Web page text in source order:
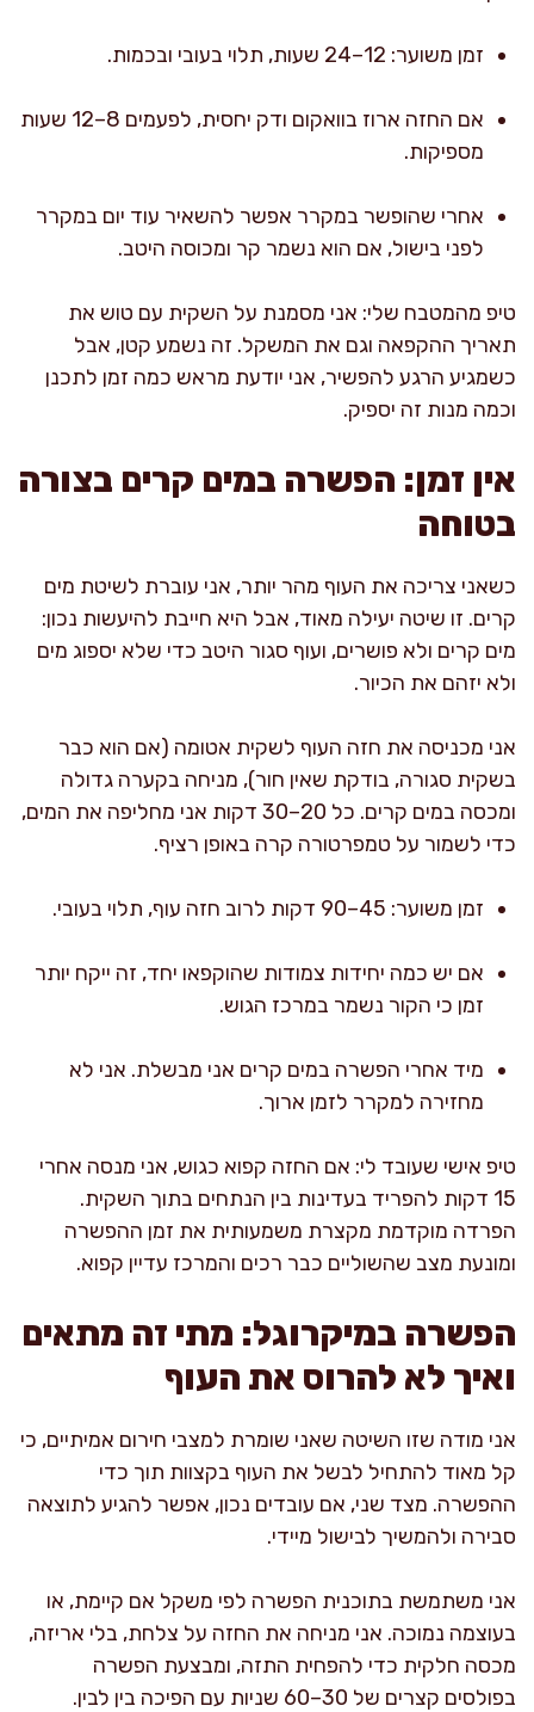
זמן משוער: 12–24 שעות, תלוי בעובי ובכמות.
אם החזה ארוז בוואקום ודק יחסית, לפעמים 8–12 שעות
מספיקות.
אחרי שהופשר במקרר אפשר להשאיר עוד יום במקרר
לפני בישול, אם הוא נשמר קר ומכוסה היטב.
טיפ מהמטבח שלי: אני מסמנת על השקית עם טוש את
תאריך ההקפאה וגם את המשקל. זה נשמע קטן, אבל
כשמגיע הרגע להפשיר, אני יודעת מראש כמה זמן לתכנן
וכמה מנות זה יספיק.
אין זמן: הפשרה במים קרים בצורה
בטוחה
כשאני צריכה את העוף מהר יותר, אני עוברת לשיטת מים
קרים. זו שיטה יעילה מאוד, אבל היא חייבת להיעשות נכון:
מים קרים ולא פושרים, ועוף סגור היטב כדי שלא יספוג מים
ולא יזהם את הכיור.
אני מכניסה את חזה העוף לשקית אטומה (אם הוא כבר
בשקית סגורה, בודקת שאין חור), מניחה בקערה גדולה
ומכסה במים קרים. כל 20–30 דקות אני מחליפה את המים,
כדי לשמור על טמפרטורה קרה באופן רציף.
זמן משוער: 45–90 דקות לרוב חזה עוף, תלוי בעובי.
אם יש כמה יחידות צמודות שהוקפאו יחד, זה ייקח יותר
זמן כי הקור נשמר במרכז הגוש.
מיד אחרי הפשרה במים קרים אני מבשלת. אני לא
מחזירה למקרר לזמן ארוך.
טיפ אישי שעובד לי: אם החזה קפוא כגוש, אני מנסה אחרי
15 דקות להפריד בעדינות בין הנתחים בתוך השקית.
הפרדה מוקדמת מקצרת משמעותית את זמן ההפשרה
ומונעת מצב שהשוליים כבר רכים והמרכז עדיין קפוא.
הפשרה במיקרוגל: מתי זה מתאים
ואיך לא להרוס את העוף
אני מודה שזו השיטה שאני שומרת למצבי חירום אמיתיים, כי
קל מאוד להתחיל לבשל את העוף בקצוות תוך כדי
ההפשרה. מצד שני, אם עובדים נכון, אפשר להגיע לתוצאה
סבירה ולהמשיך לבישול מיידי.
אני משתמשת בתוכנית הפשרה לפי משקל אם קיימת, או
בעוצמה נמוכה. אני מניחה את החזה על צלחת, בלי אריזה,
מכסה חלקית כדי להפחית התזה, ומבצעת הפשרה
בפולסים קצרים של 30–60 שניות עם הפיכה בין לבין.